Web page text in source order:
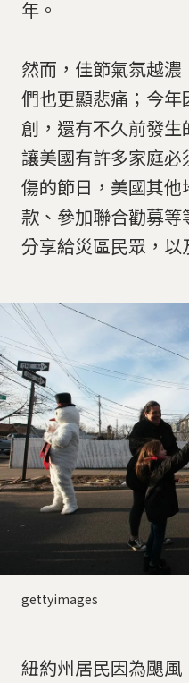
年。
然而，佳節氣氛越
們也更顯悲痛；今
創，還有不久前發生
讓美國有許多家庭
傷的節日，美國其
款、參加聯合勸募
分享給災區民眾，以
gettyimages
紐約州居民因為颶